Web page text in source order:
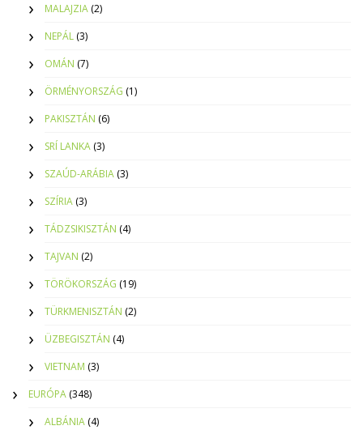
MALAJZIA (2)
NEPÁL (3)
OMÁN (7)
ÖRMÉNYORSZÁG (1)
PAKISZTÁN (6)
SRÍ LANKA (3)
SZAÚD-ARÁBIA (3)
SZÍRIA (3)
TÁDZSIKISZTÁN (4)
TAJVAN (2)
TÖRÖKORSZÁG (19)
TÜRKMENISZTÁN (2)
ÜZBEGISZTÁN (4)
VIETNAM (3)
EURÓPA (348)
ALBÁNIA (4)